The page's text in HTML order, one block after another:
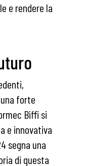
e rendere la
forte
Biffi si
e innovativa
segna una
di questa